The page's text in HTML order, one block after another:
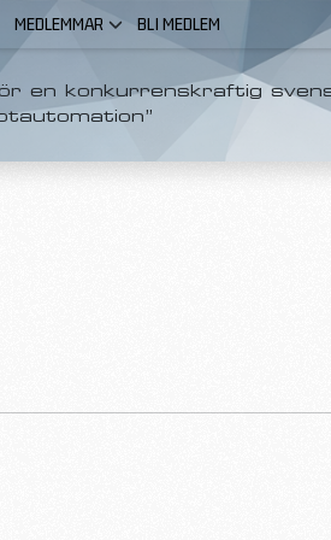
MEDLEMMAR BLI MEDLEM
en konkurrenskraftig